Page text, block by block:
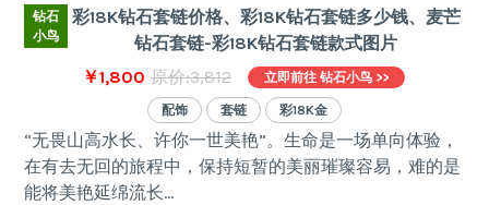
钻石
小鸟
彩18K钻石套链价格、彩18K钻石套链多少钱、麦芒
钻石套链-彩18K钻石套链款式图片
￥1,800 原价:3,812 立即前往 钻石小鸟 >>
配饰 套链 彩18K金
“无畏山高水长、许你一世美艳”。生命是一场单向体验，
在有去无回的旅程中，保持短暂的美丽璀璨容易，难的是
能将美艳延绵流长…